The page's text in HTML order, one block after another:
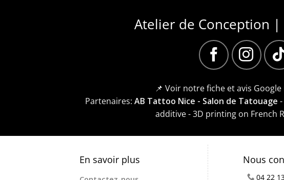
Atelier de Conception
📌 Voir notre fiche et avis
Partenaires: AB Tattoo Nice - Salon de Tatouage -
additive - 3D printing on French
En savoir plus Nous
04 22